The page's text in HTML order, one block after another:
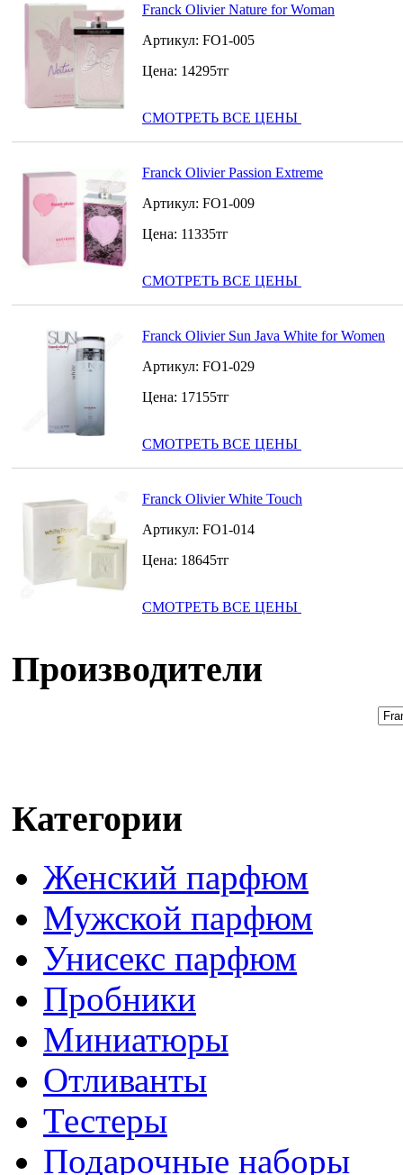
Franck Olivier Nature for Woman
Артикул: FO1-005
Цена: 14295тг
СМОТРЕТЬ ВСЕ ЦЕНЫ
Franck Olivier Passion Extreme
Артикул: FO1-009
Цена: 11335тг
СМОТРЕТЬ ВСЕ ЦЕНЫ
Franck Olivier Sun Java White for Women
Артикул: FO1-029
Цена: 17155тг
СМОТРЕТЬ ВСЕ ЦЕНЫ
Franck Olivier White Touch
Артикул: FO1-014
Цена: 18645тг
СМОТРЕТЬ ВСЕ ЦЕНЫ
Производители
Категории
Женский парфюм
Мужской парфюм
Унисекс парфюм
Пробники
Миниатюры
Отливанты
Тестеры
Подарочные наборы